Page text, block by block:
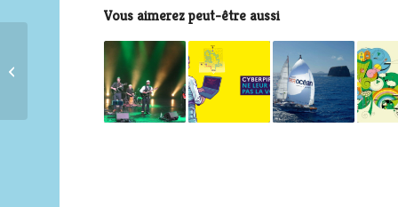
Vous aimerez peut-être aussi
La chaîne YouTube de
scientifique d’ARTE